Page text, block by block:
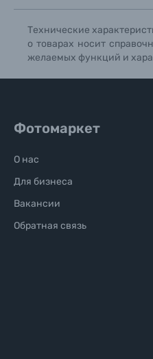
Технические
о товарах носит
желаемых функций и
Фотомаркет
О нас
Для бизнеса
Вакансии
Обратная связь